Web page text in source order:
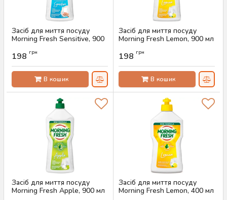
Засіб для миття посуду
Morning Fresh Sensitive, 900
Артикул:
198 грн
В кошик
Засіб для миття посуду
Morning Fresh Lemon, 900 мл
198 грн
В кошик
Засіб для миття посуду
Morning Fresh Apple, 900 мл
Засіб для миття посуду
Morning Fresh Lemon, 400 мл